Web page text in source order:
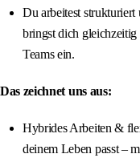
Du arbeitest
bringst dich
Teams ein.
Das zeichnet uns aus:
Hybrides Arbeiten &
deinem Leben passt –